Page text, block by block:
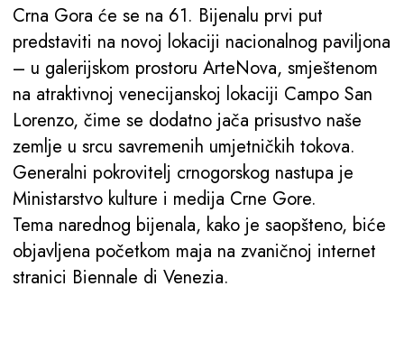
Crna Gora će se na 61. Bijenalu prvi put
predstaviti na novoj lokaciji nacionalnog paviljona
– u galerijskom prostoru ArteNova, smještenom
na atraktivnoj venecijanskoj lokaciji Campo San
Lorenzo, čime se dodatno jača prisustvo naše
zemlje u srcu savremenih umjetničkih tokova.
Generalni pokrovitelj crnogorskog nastupa je
Ministarstvo kulture i medija Crne Gore.
Tema narednog bijenala, kako je saopšteno, biće
objavljena početkom maja na zvaničnoj internet
stranici Biennale di Venezia.